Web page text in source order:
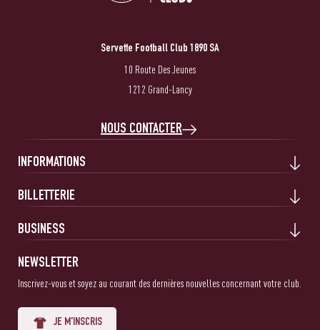
Servette Football Club 1890 SA
10 Route Des Jeunes
1212 Grand-Lancy
NOUS CONTACTER
INFORMATIONS
BILLETTERIE
BUSINESS
NEWSLETTER
Inscrivez-vous et soyez au courant des dernières nouvelles concernant votre club.
JE M'INSCRIS